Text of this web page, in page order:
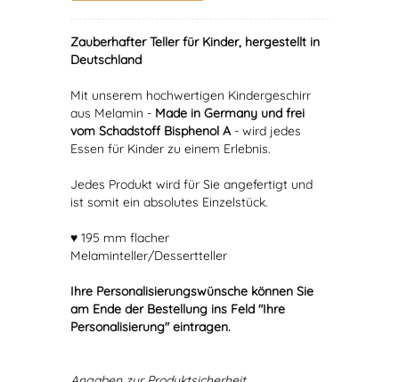
Zauberhafter Teller für Kinder, hergestellt in
Deutschland
Mit unserem hochwertigen Kindergeschirr
aus Melamin - Made in Germany und frei
vom Schadstoff Bisphenol A- wird jedes
Essen für Kinder zu einem Erlebnis.
Jedes Produkt wird für Sie angefertigt und
ist somit ein absolutes Einzelstück.
♥ 195 mm flacher
Melaminteller/Dessertteller
Ihre Personalisierungswünsche können Sie
am Ende der Bestellung ins Feld "Ihre
Personalisierung" eintragen.